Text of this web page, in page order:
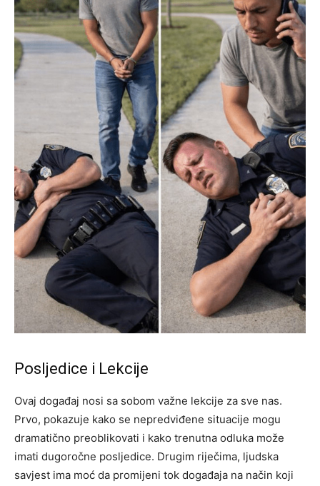
Posljedice i Lekcije
Ovaj događaj nosi sa sobom važne lekcije za sve nas.
Prvo, pokazuje kako se nepredviđene situacije mogu
dramatično preoblikovati i kako trenutna odluka može
imati dugoročne posljedice. Drugim riječima, ljudska
savjest ima moć da promijeni tok događaja na način koji